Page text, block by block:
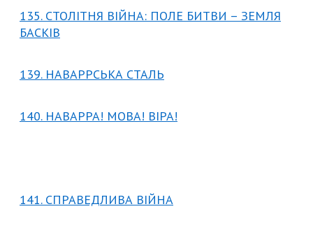
135. СТОЛІТНЯ ВІЙНА: ПОЛЕ БИТВИ – ЗЕМЛЯ
БАСКІВ
139. НАВАРРСЬКА СТАЛЬ
140. НАВАРРА! МОВА! ВІРА!
141. СПРАВЕДЛИВА ВІЙНА